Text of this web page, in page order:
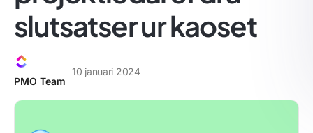
slutsatser ur kaoset
PMO Team
10 januari 2024